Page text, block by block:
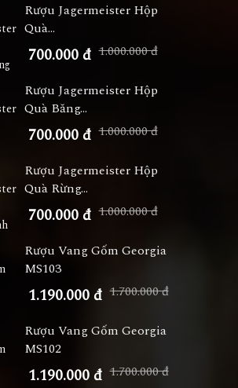
Rượu Jagermeister Hộp
Quà...
700.000 đ 1.000.000 đ
Rượu Jagermeister Hộp
Quà Băng...
700.000 đ 1.000.000 đ
Rượu Jagermeister Hộp
Quà Rừng...
700.000 đ 1.000.000 đ
Rượu Vang Gốm Georgia
MS103
1.190.000 đ 1.700.000 đ
Rượu Vang Gốm Georgia
MS102
1.190.000 đ 1.700.000 đ